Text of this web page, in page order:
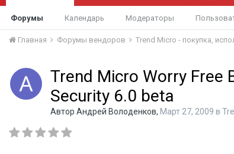
Форумы Календарь Модераторы
Главная Форумы вендоров Trend Micro - покупка,
Trend Micro Worry Free
Security 6.0 beta
Автор Андрей Володенков, Март 27, 2009 в